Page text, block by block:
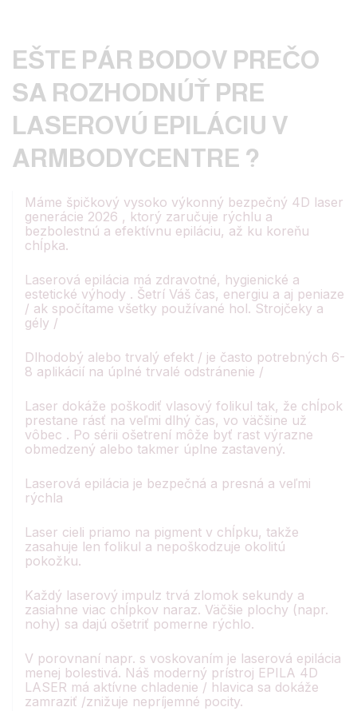
EŠTE PÁR BODOV PREČO
SA ROZHODNÚŤ PRE
LASEROVÚ EPILÁCIU V
ARMBODYCENTRE ?
Máme špičkový vysoko výkonný bezpečný 4D laser
generácie 2026 , ktorý zaručuje rýchlu a
bezbolestnú a efektívnu epiláciu, až ku koreňu
chĺpka.
Laserová epilácia má zdravotné, hygienické a
estetické výhody . Šetrí Váš čas, energiu a aj peniaze
/ ak spočítame všetky používané hol. Strojčeky a
gély /
Dlhodobý alebo trvalý efekt / je často potrebných 6-
8 aplikácií na úplné trvalé odstránenie /
Laser dokáže poškodiť vlasový folikul tak, že chĺpok
prestane rásť na veľmi dlhý čas, vo väčšine už
vôbec . Po sérii ošetrení môže byť rast výrazne
obmedzený alebo takmer úplne zastavený.
Laserová epilácia je bezpečná a presná a veľmi
rýchla
Laser cieli priamo na pigment v chĺpku, takže
zasahuje len folikul a nepoškodzuje okolitú
pokožku.
Každý laserový impulz trvá zlomok sekundy a
zasiahne viac chĺpkov naraz. Väčšie plochy (napr.
nohy) sa dajú ošetriť pomerne rýchlo.
V porovnaní napr. s voskovaním je laserová epilácia
menej bolestivá. Náš moderný prístroj EPILA 4D
LASER má aktívne chladenie / hlavica sa dokáže
zamraziť /znižuje nepríjemné pocity.